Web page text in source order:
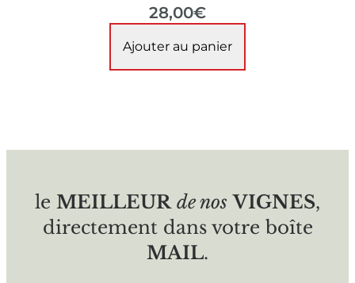
28,00€
Ajouter au panier
le MEILLEUR de nos VIGNES,
directement dans votre boîte
MAIL.